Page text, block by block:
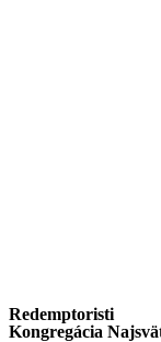
Redemptoristi
Kongregácia